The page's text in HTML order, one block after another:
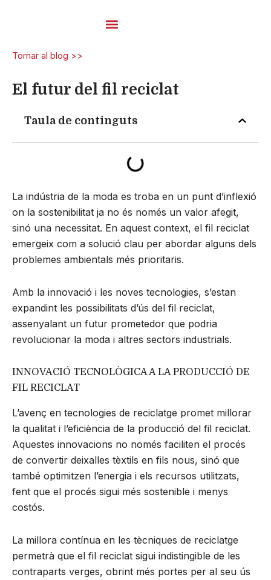
Tornar al blog >>
El futur del fil reciclat
Taula de continguts
La indústria de la moda es troba en un punt d’inflexió
on la sostenibilitat ja no és només un valor afegit,
sinó una necessitat. En aquest context, el fil reciclat
emergeix com a solució clau per abordar alguns dels
problemes ambientals més prioritaris.
Amb la innovació i les noves tecnologies, s’estan
expandint les possibilitats d’ús del fil reciclat,
assenyalant un futur prometedor que podria
revolucionar la moda i altres sectors industrials.
INNOVACIÓ TECNOLÒGICA A LA PRODUCCIÓ DE
FIL RECICLAT
L’avenç en tecnologies de reciclatge promet millorar
la qualitat i l’eficiència de la producció del fil reciclat.
Aquestes innovacions no només faciliten el procés
de convertir deixalles tèxtils en fils nous, sinó que
també optimitzen l’energia i els recursos utilitzats,
fent que el procés sigui més sostenible i menys
costós.
La millora contínua en les tècniques de reciclatge
permetrà que el fil reciclat sigui indistingible de les
contraparts verges, obrint més portes per al seu ús